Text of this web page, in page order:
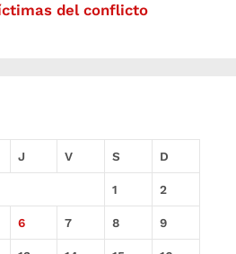
del conflicto
J V S D
1 2
6 7 8 9